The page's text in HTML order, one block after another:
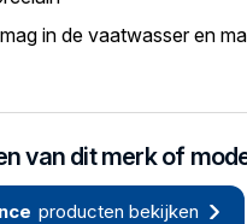
in de vaatwasser en
van dit merk of
producten bekijken